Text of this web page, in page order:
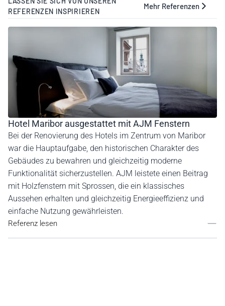
REFERENZEN INSPIRIEREN
Mehr Referenzen
Hotel Maribor ausgestattet mit AJM Fenstern
Bei der Renovierung des Hotels im Zentrum von Maribor
war die Hauptaufgabe, den historischen Charakter des
Gebäudes zu bewahren und gleichzeitig moderne
Funktionalität sicherzustellen. AJM leistete einen Beitrag
mit Holzfenstern mit Sprossen, die ein klassisches
Aussehen erhalten und gleichzeitig Energieeffizienz und
einfache Nutzung gewährleisten.
Referenz lesen